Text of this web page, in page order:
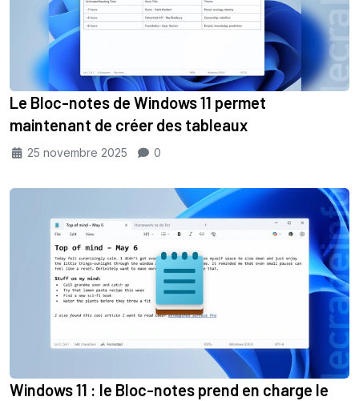
Le Bloc-notes de Windows 11 permet
maintenant de créer des tableaux
25 novembre 2025 0
Windows 11 : le Bloc-notes prend en charge le